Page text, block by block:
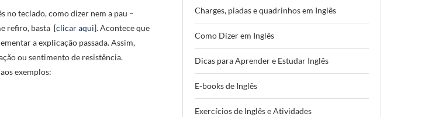
no teclado, como dizer nem a pau –
refiro, basta [clicar aqui]. Acontece que
a explicação passada. Assim,
ou sentimento de resistência.
exemplos:
Charges, piadas e quadrinhos em Inglês
Como Dizer em Inglês
Dicas para Aprender e Estudar Inglês
E-books de Inglês
Exercícios de Inglês e Atividades